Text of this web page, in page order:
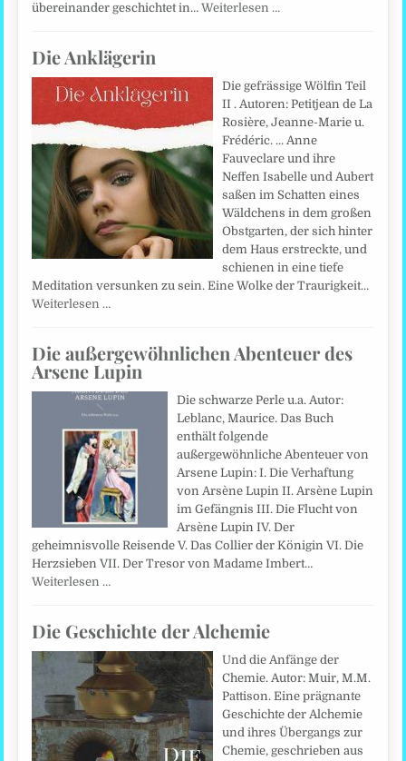
übereinander geschichtet in…Weiterlesen …
Die Anklägerin
Die gefrässige Wölfin Teil
II . Autoren: Petitjean de La
Rosière, Jeanne-Marie u.
Frédéric. ... Anne
Fauveclare und ihre
Neffen Isabelle und Aubert
saßen im Schatten eines
Wäldchens in dem großen
Obstgarten, der sich hinter
dem Haus erstreckte, und
schienen in eine tiefe
Meditation versunken zu sein. Eine Wolke der Traurigkeit…
Weiterlesen …
Die außergewöhnlichen Abenteuer des
Arsene Lupin
Die schwarze Perle u.a. Autor:
Leblanc, Maurice. Das Buch
enthält folgende
außergewöhnliche Abenteuer von
Arsene Lupin: I. Die Verhaftung
von Arsène Lupin II. Arsène Lupin
im Gefängnis III. Die Flucht von
Arsène Lupin IV. Der
geheimnisvolle Reisende V. Das Collier der Königin VI. Die
Herzsieben VII. Der Tresor von Madame Imbert…
Weiterlesen …
Die Geschichte der Alchemie
Und die Anfänge der
Chemie. Autor: Muir, M.M.
Pattison. Eine prägnante
Geschichte der Alchemie
und ihres Übergangs zur
Chemie, geschrieben aus